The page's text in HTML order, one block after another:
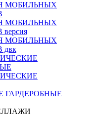
МОБИЛЬНЫХ
МОБИЛЬНЫХ
МОБИЛЬНЫХ
ГАРДЕРОБНЫЕ